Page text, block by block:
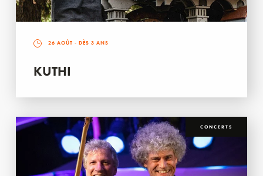
26 AOÛT - DÈS 3 ANS
KUTHI
CONCERTS